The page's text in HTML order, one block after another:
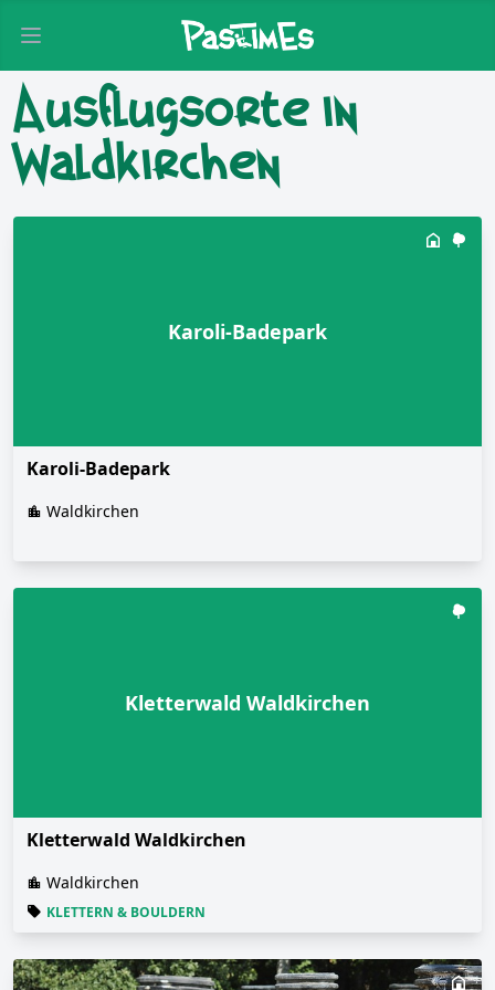
Open main menu
Ausflugsorte in
Waldkirchen
Karoli-Badepark
Karoli-Badepark
Waldkirchen
Kletterwald Waldkirchen
Kletterwald Waldkirchen
Waldkirchen
KLETTERN & BOULDERN